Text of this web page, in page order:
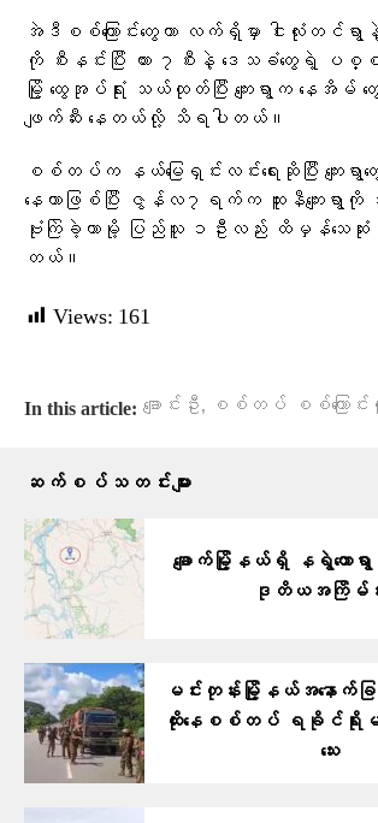
အဲဒီစစ်ကြောင်းတွေဟာ လက်ရှိမှာ ငါးလုံးတင်ရွာနဲ့
ကို စီးနင်းပြီး ကား ၇စီးနဲ့ ဒေသခံတွေရဲ့ ပစ္စည်
မြို့ ထွေအုပ်ရုံး သယ်ထုတ်ပြီး ကျေးရွာက နေအိမ်
ဖျက်ဆီး နေတယ်လို့ သိရပါတယ်။
စစ်တပ်က နယ်မြေရှင်းလင်းရေးဆိုပြီး ကျေးရွာတွ
နေတာဖြစ်ပြီး ဇွန်လ၇ရက်က ထူးနီကျေးရွ
ဗုံးကြဲခဲ့တာမို့ ပြည်သူ ၁ဦးလည်း ထိမှန်သေ
တယ်။
Views: 161
In this article: ချောင်းဦး, စစ်တပ် စစ်ကြောင်း
ဆက်စပ်သတင်းများ
ချောက်မြို့နယ်ရှိ နရွဲတေ
ဒုတိယအကြိမ်
မင်းတုန်းမြို့နယ်အနောက်ခြ
ထိုးနေစစ်တပ် ရခိုင်ရိုး
သေး